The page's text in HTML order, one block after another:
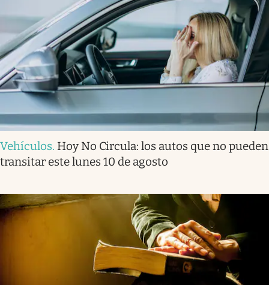
Vehículos. Hoy No Circula: los autos que no pueden
transitar este lunes 10 de agosto